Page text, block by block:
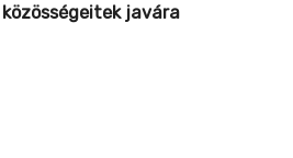
javára